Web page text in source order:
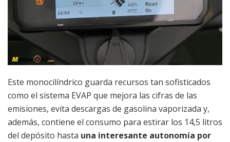
Este monocilíndrico guarda recursos tan sofisticados
como el sistema EVAP que mejora las cifras de las
emisiones, evita descargas de gasolina vaporizada y,
además, contiene el consumo para estirar los 14,5 litros
del depósito hasta una interesante autonomía por